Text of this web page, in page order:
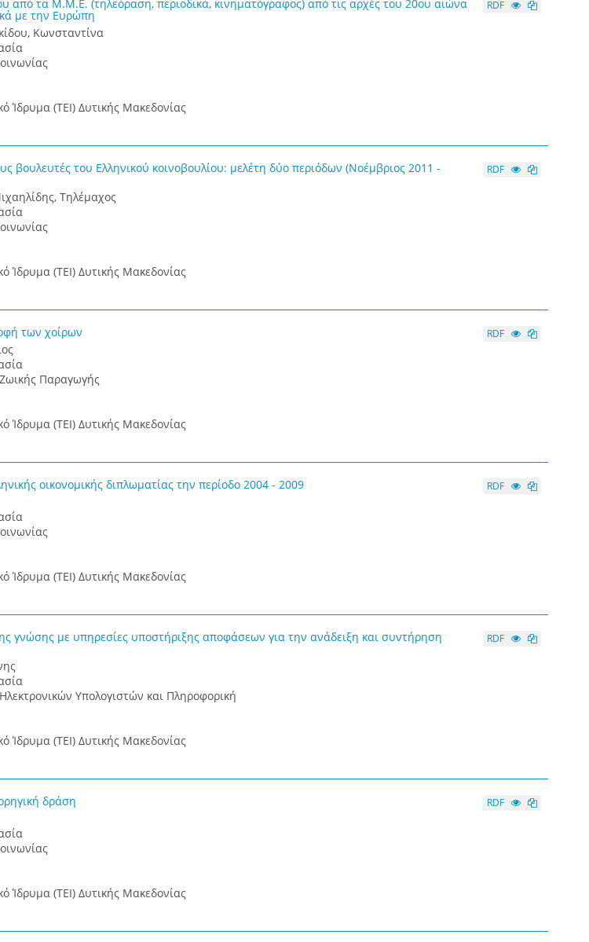
από τα Μ.Μ.Ε. (τηλεόραση, περιοδικά, κινηματόγραφος) από τις αρχές του 20ου αιώνα
με την Ευρώπη
Κωνσταντίνα
Ίδρυμα (ΤΕΙ) Δυτικής Μακεδονίας
RDF
του Ελληνικού κοινοβουλίου: μελέτη δύο περιόδων (Νοέμβριος 2011 -
Τηλέμαχος
Ίδρυμα (ΤΕΙ) Δυτικής Μακεδονίας
RDF
των χοίρων
Παραγωγής
Ίδρυμα (ΤΕΙ) Δυτικής Μακεδονίας
RDF
οικονομικής διπλωματίας την περίοδο 2004 - 2009
Ίδρυμα (ΤΕΙ) Δυτικής Μακεδονίας
RDF
γνώσης με υπηρεσίες υποστήριξης αποφάσεων για την ανάδειξη και συντήρηση
Υπολογιστών και Πληροφορική
Ίδρυμα (ΤΕΙ) Δυτικής Μακεδονίας
RDF
δράση
Ίδρυμα (ΤΕΙ) Δυτικής Μακεδονίας
RDF